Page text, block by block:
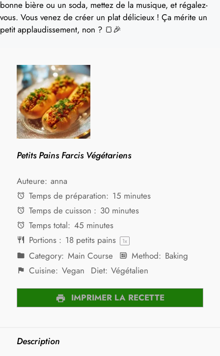
bonne bière ou un soda, mettez de la musique, et régalez-
vous. Vous venez de créer un plat délicieux ! Ça mérite un
petit applaudissement, non ? 🍞🎉
Petits Pains Farcis Végétariens
Auteure: anna
Temps de préparation: 15 minutes
Temps de cuisson : 30 minutes
Temps total: 45 minutes
Portions : 18petits pains 1x
Category: Main Course Method: Baking
Cuisine: Vegan Diet: Végétalien
IMPRIMER LA RECETTE
Description